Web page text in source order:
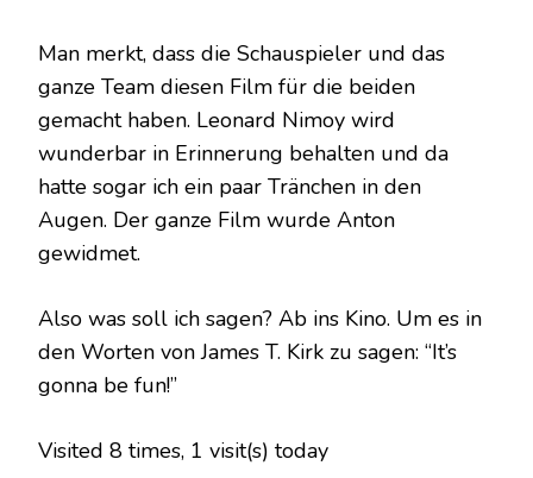
Man merkt, dass die Schauspieler und das
ganze Team diesen Film für die beiden
gemacht haben. Leonard Nimoy wird
wunderbar in Erinnerung behalten und da
hatte sogar ich ein paar Tränchen in den
Augen. Der ganze Film wurde Anton
gewidmet.
Also was soll ich sagen? Ab ins Kino. Um es in
den Worten von James T. Kirk zu sagen: “It’s
gonna be fun!”
Visited 8 times, 1 visit(s) today